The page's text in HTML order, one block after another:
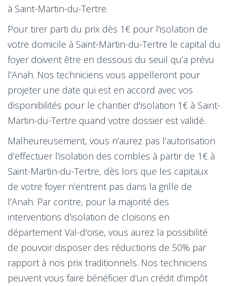
à Saint-Martin-du-Tertre.
Pour tirer parti du prix dès 1€ pour l'isolation de
votre domicile à Saint-Martin-du-Tertre le capital du
foyer doivent être en dessous du seuil qu’a prévu
l’Anah. Nos techniciens vous appelleront pour
projeter une date qui est en accord avec vos
disponibilités pour le chantier d'isolation 1€ à Saint-
Martin-du-Tertre quand votre dossier est validé.
Malheureusement, vous n’aurez pas l’autorisation
d’effectuer l’isolation des combles à partir de 1€ à
Saint-Martin-du-Tertre, dès lors que les capitaux
de votre foyer n’entrent pas dans la grille de
l’Anah. Par contre, pour la majorité des
interventions d’isolation de cloisons en
département Val-d'oise, vous aurez la possibilité
de pouvoir disposer des réductions de 50% par
rapport à nos prix traditionnels. Nos techniciens
peuvent vous faire bénéficier d’un crédit d’impôt